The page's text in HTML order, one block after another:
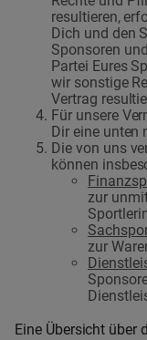
resultieren,
Dich und den
Sponsoren
Partei Eures
wir sonstige
Vertrag
Für unsere
Dir eine unten
Die von uns
können
zur
zur
Eine Übersicht über